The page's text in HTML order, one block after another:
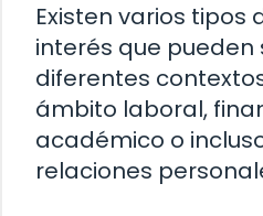
Existen varios tipos
interés que pueden
diferentes
ámbito laboral,
académico o
relaciones